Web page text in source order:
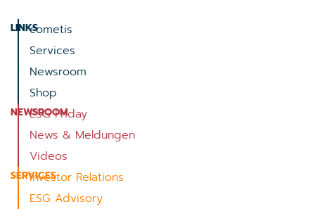
LINKScometis
Services
Newsroom
Shop
NEWSROOM
ESG Friday
News & Meldungen
Videos
SERVICES
Investor Relations
ESG Advisory